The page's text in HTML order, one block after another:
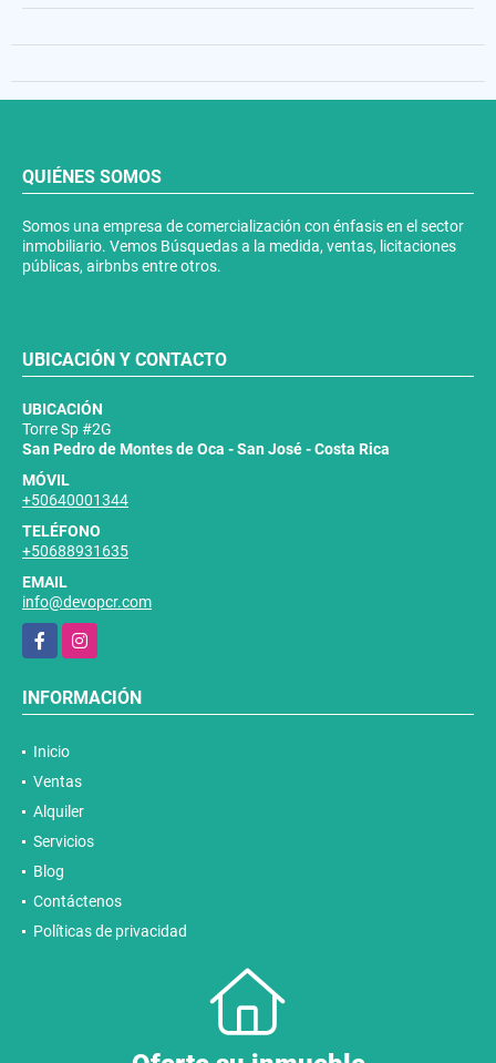
QUIÉNES SOMOS
Somos una empresa de comercialización con énfasis en el sector
inmobiliario. Vemos Búsquedas a la medida, ventas, licitaciones
públicas, airbnbs entre otros.
UBICACIÓN Y CONTACTO
UBICACIÓN
Torre Sp #2G
San Pedro de Montes de Oca - San José - Costa Rica
MÓVIL
+50640001344
TELÉFONO
+50688931635
EMAIL
info@devopcr.com
FacebookInstagram
INFORMACIÓN
Inicio
Ventas
Alquiler
Servicios
Blog
Contáctenos
Políticas de privacidad